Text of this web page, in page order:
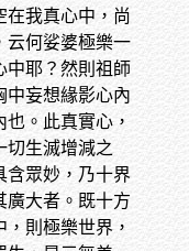
在我真心中，尚
云何娑婆極樂一
中耶？然則祖師
中妄想緣影心內
。此真實心，
切生滅增減之
含眾妙，乃十界
廣大者。既十方
則極樂世界，